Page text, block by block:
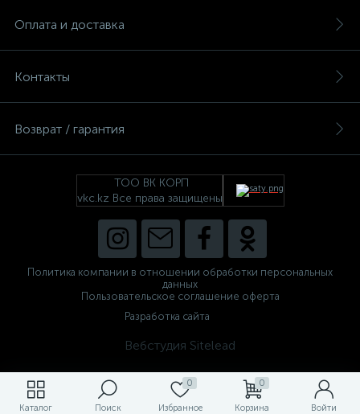
Каталог Поиск
0
Избранное
0
Корзина Войти
Оплата и доставка
Контакты
Возврат / гарантия
ТОО ВК КОРП
vkc.kz Все права защищены
Политика компании в отношении обработки персональных
данных
Пользовательское соглашение оферта
Разработка сайта
Вебстудия Sitelead